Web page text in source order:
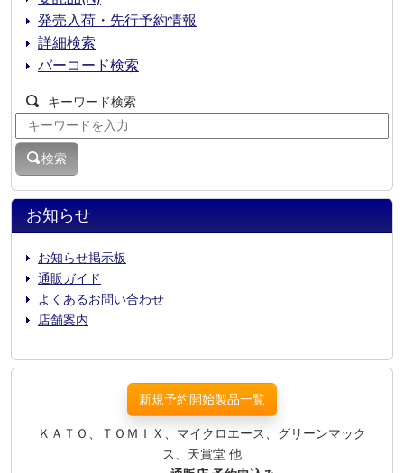
お知らせ
お知らせ掲示板
通販ガイド
よくあるお問い合わせ
店舗案内
発売入荷・先行予約情報
詳細検索
バーコード検索
キーワード検索
検索
新規予約開始製品一覧
ＫＡＴＯ、ＴＯＭＩＸ、マイクロエース、グリーンマック
ス、天賞堂 他